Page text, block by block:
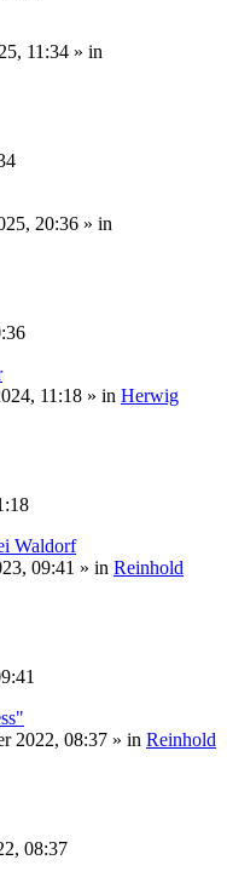
11:34 » in
20:36 » in
11:18 » in Herwig
Waldorf
09:41 » in Reinhold
2022, 08:37 » in Reinhold
08:37